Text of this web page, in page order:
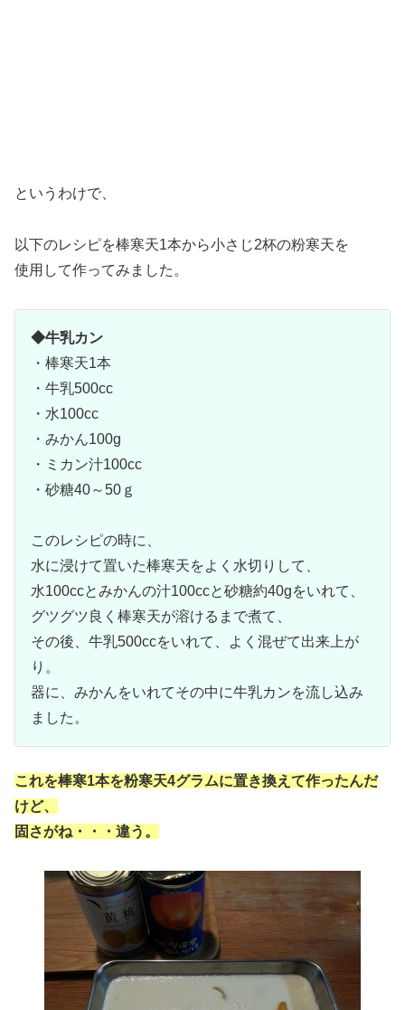
というわけで、
以下のレシピを棒寒天1本から小さじ2杯の粉寒天を
使用して作ってみました。
◆牛乳カン
・棒寒天1本
・牛乳500cc
・水100cc
・みかん100g
・ミカン汁100cc
・砂糖40～50ｇ
このレシピの時に、
水に浸けて置いた棒寒天をよく水切りして、
水100ccとみかんの汁100ccと砂糖約40gをいれて、
グツグツ良く棒寒天が溶けるまで煮て、
その後、牛乳500ccをいれて、よく混ぜて出来上が
り。
器に、みかんをいれてその中に牛乳カンを流し込み
ました。
これを棒寒1本を粉寒天4グラムに置き換えて作ったんだ
けど、
固さがね・・・違う。